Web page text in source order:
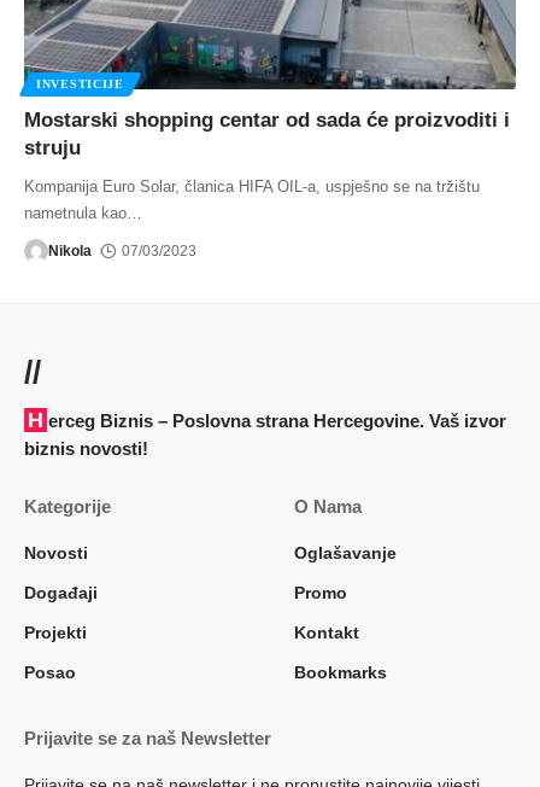
INVESTICIJE
Mostarski shopping centar od sada će proizvoditi i
struju
Kompanija Euro Solar, članica HIFA OIL-a, uspješno se na tržištu
nametnula kao…
Nikola 07/03/2023
//
Herceg Biznis – Poslovna strana Hercegovine. Vaš izvor
biznis novosti!
Kategorije
Novosti
Događaji
Projekti
Posao
O Nama
Oglašavanje
Promo
Kontakt
Bookmarks
Prijavite se za naš Newsletter